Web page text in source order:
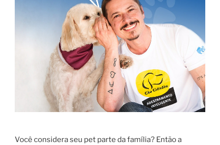
Você considera seu pet parte da família? Então a